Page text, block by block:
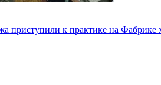
приступили к практике на Фабрике